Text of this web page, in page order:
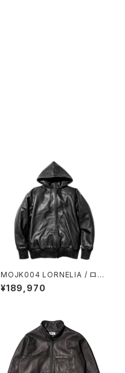
MOJK004 LORNELIA / ロー
ネリア
¥189,970